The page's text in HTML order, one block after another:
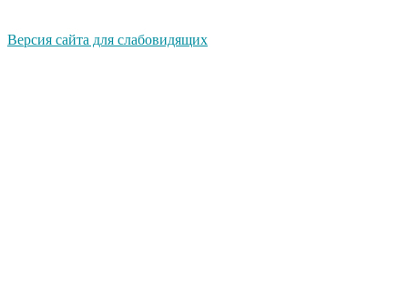
Версия сайта для слабовидящих